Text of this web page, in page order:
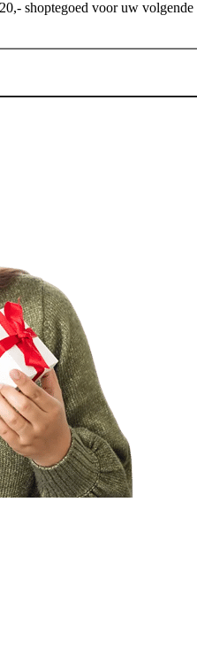
shoptegoed voor uw